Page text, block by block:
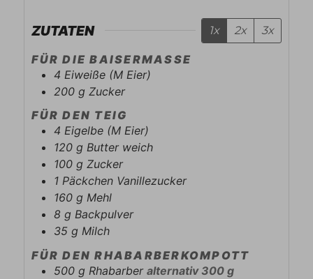
ZUTATEN 1x 2x 3x
FÜR DIE BAISERMASSE
4 Eiweiße (M Eier)
200 g Zucker
FÜR DEN TEIG
4 Eigelbe (M Eier)
120 g Butter weich
100 g Zucker
1 Päckchen Vanillezucker
160 g Mehl
8 g Backpulver
35 g Milch
FÜR DEN RHABARBERKOMPOTT
500 g Rhabarberalternativ 300 g